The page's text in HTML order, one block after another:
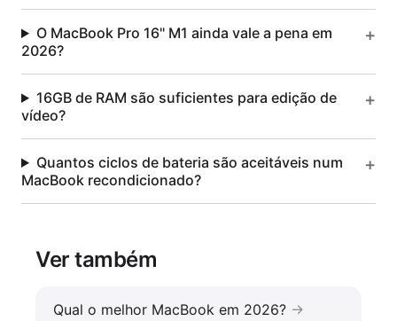
O MacBook Pro 16" M1 ainda vale a pena em
2026?
16GB de RAM são suficientes para edição de
vídeo?
Quantos ciclos de bateria são aceitáveis num
MacBook recondicionado?
Ver também
Qual o melhor MacBook em 2026?